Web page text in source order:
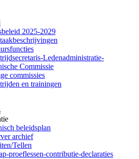
2025-2029
Ledenadministratie-
Commissie
commissies
en trainingen
beleidsplan
archief
Tellen
proeflessen-contributie-declaraties